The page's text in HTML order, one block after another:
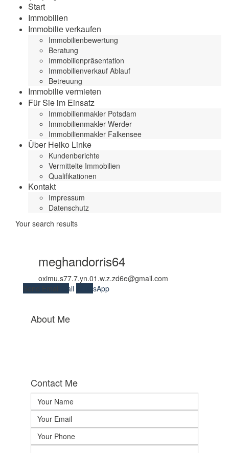
Start
Immobilien
Immobilie verkaufen
Immobilienbewertung
Beratung
Immobilienpräsentation
Immobilienverkauf Ablauf
Betreuung
Immobilie vermieten
Für Sie im Einsatz
Immobilienmakler Potsdam
Immobilienmakler Werder
Immobilienmakler Falkensee
Über Heiko Linke
Kundenberichte
Vermittelte Immobilien
Qualifikationen
Kontakt
Impressum
Datenschutz
Your search results
meghandorris64
oximu.s77.7.yn.01.w.z.zd6e@gmail.com
Send Email
Call WhatsApp
About Me
Contact Me